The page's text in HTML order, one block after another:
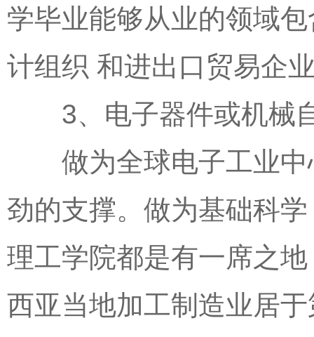
学毕业能够从业的领域
计组织 和进出口贸易企
3、电子器件或机械
做为全球电子工业中
劲的支撑。做为基础科
理工学院都是有一席之
西亚当地加工制造业居